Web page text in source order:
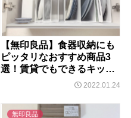
【無印良品】食器収納にも
ピッタリなおすすめ商品3
選！賃貸でもできるキッチ
ン収納アイディアとは2022.01.24
無印良品